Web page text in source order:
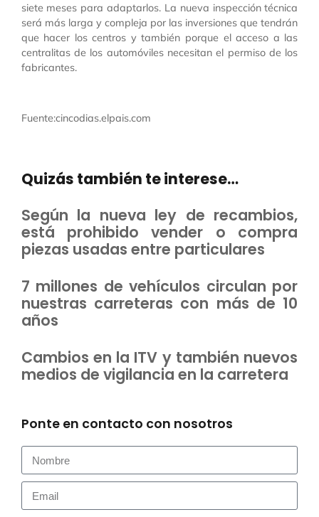
siete meses para adaptarlos. La nueva inspección técnica
será más larga y compleja por las inversiones que tendrán
que hacer los centros y también porque el acceso a las
centralitas de los automóviles necesitan el permiso de los
fabricantes.
Fuente:cincodias.elpais.com
Quizás también te interese…
Según la nueva ley de recambios,
está prohibido vender o compra
piezas usadas entre particulares
7 millones de vehículos circulan por
nuestras carreteras con más de 10
años
Cambios en la ITV y también nuevos
medios de vigilancia en la carretera
Ponte en contacto con nosotros